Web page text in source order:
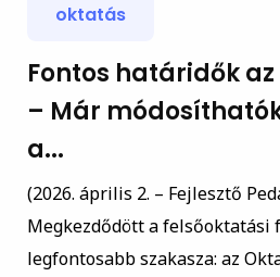
oktatás
Fontos határidők
– Már
a...
(2026. április 2. – Fejlesztő
Megkezdődött a felsőoktatási
legfontosabb szakasza: az